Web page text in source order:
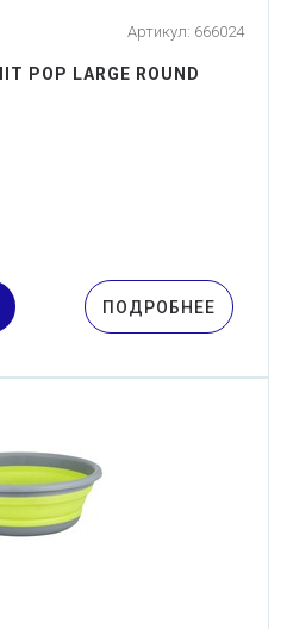
Артикул: 666024
POP LARGE ROUND
ПОДРОБНЕЕ